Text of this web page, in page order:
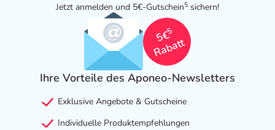
Jetzt anmelden und 5€-Gutschein5 sichern!
5€
5
Rabatt
Ihre Vorteile des Aponeo-Newsletters
Exklusive Angebote & Gutscheine
Individuelle Produktempfehlungen